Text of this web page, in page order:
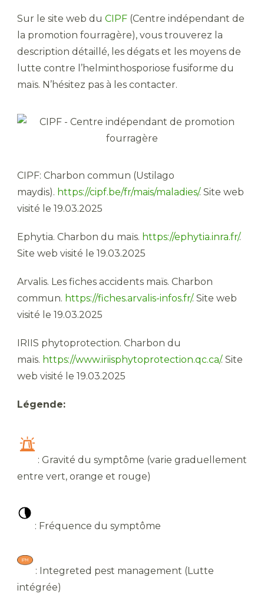
Sur le site web du CIPF (Centre indépendant de
la promotion fourragère), vous trouverez la
description détaillé, les dégats et les moyens de
lutte contre l’helminthosporiose fusiforme du
maïs. N’hésitez pas à les contacter.
CIPF: Charbon commun (Ustilago
maydis). https://cipf.be/fr/mais/maladies/. Site web
visité le 19.03.2025
Ephytia. Charbon du maïs. https://ephytia.inra.fr/.
Site web visité le 19.03.2025
Arvalis. Les fiches accidents maïs. Charbon
commun. https://fiches.arvalis-infos.fr/. Site web
visité le 19.03.2025
IRIIS phytoprotection. Charbon du
maïs. https://www.iriisphytoprotection.qc.ca/. Site
web visité le 19.03.2025
Légende:
: Gravité du symptôme (varie graduellement
entre vert, orange et rouge)
: Fréquence du symptôme
: Integreted pest management (Lutte
intégrée)